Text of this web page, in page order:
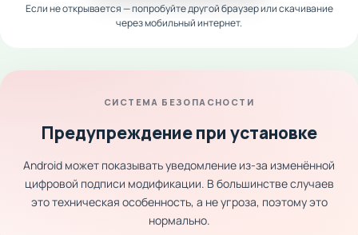
Если не открывается — попробуйте другой браузер или скачивание
через мобильный интернет.
СИСТЕМА БЕЗОПАСНОСТИ
Предупреждение при установке
Android может показывать уведомление из-за изменённой
цифровой подписи модификации. В большинстве случаев
это техническая особенность, а не угроза, поэтому это
нормально.